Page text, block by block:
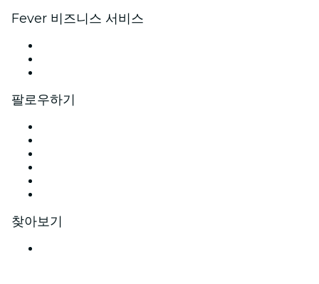
Fever 비즈니스 서비스
팔로우하기
찾아보기